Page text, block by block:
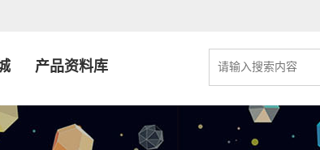
产品资料库